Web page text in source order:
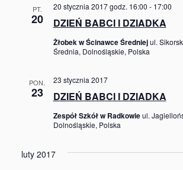
PT.
20 DZIEŃ BABCI I DZIADKA
20 stycznia 2017 godz. 16:00 - 17:00
Żłobek w Ścinawce Średniejul.
Średnia, Dolnośląskie, Polska
PON.
23 DZIEŃ BABCI I DZIADKA
23 stycznia 2017
Zespół Szkół w Radkowieul.
Dolnośląskie, Polska
luty 2017